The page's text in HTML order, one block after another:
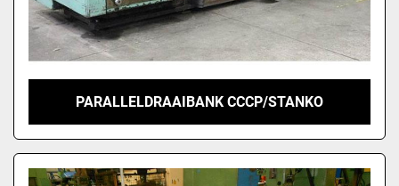
PARALLELDRAAIBANK CCCP/STANKO